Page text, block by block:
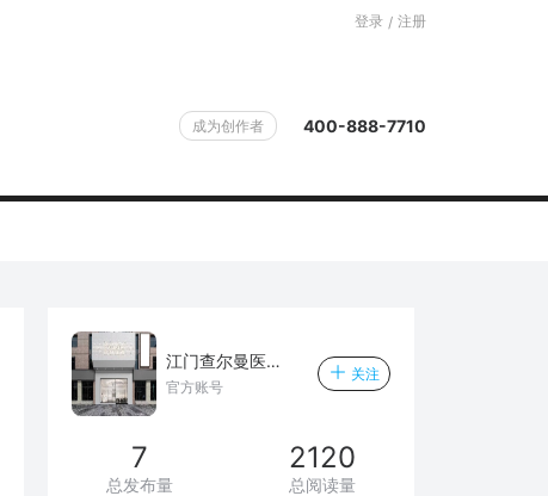
登录 / 注册
成为创作者 400-888-7710
江门查尔曼医疗美容门诊部
官方账号
关注
7
总发布量
2120
总阅读量